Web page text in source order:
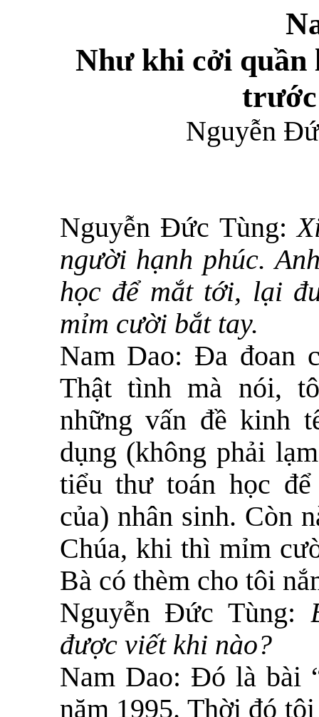
Như khi cởi
Nguyễn
Nguyễn Đức Tùng:
người hạnh phúc.
học để mắt tới, lại
mỉm cười bắt tay.
Nam Dao: Đa đoan
Thật tình mà nói,
những vấn đề kinh
dụng (không phải
tiểu thư toán học
của) nhân sinh. Còn
Chúa, khi thì mỉm
Bà có thèm cho tôi
Nguyễn Đức Tùng:
được viết khi nào?
Nam Dao: Đó là bài
năm 1995. Thời đó